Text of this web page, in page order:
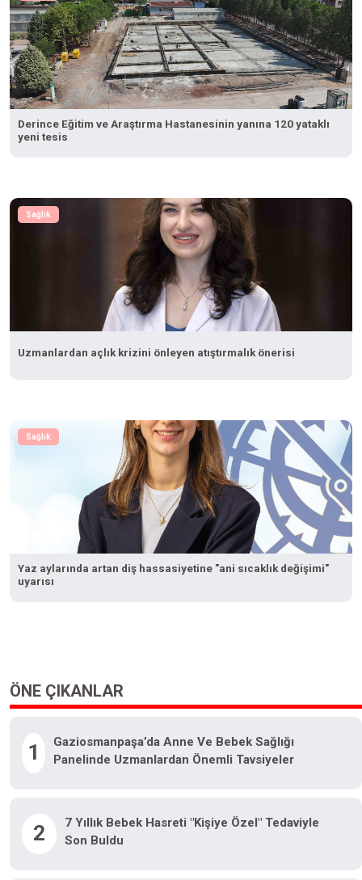
Derince Eğitim ve Araştırma Hastanesinin yanına 120 yataklı
yeni tesis
Sağlık
Uzmanlardan açlık krizini önleyen atıştırmalık önerisi
Sağlık
Yaz aylarında artan diş hassasiyetine "ani sıcaklık değişimi"
uyarısı
ÖNE ÇIKANLAR
1
Gaziosmanpaşa’da Anne Ve Bebek Sağlığı
Panelinde Uzmanlardan Önemli Tavsiyeler
2
7 Yıllık Bebek Hasreti "kişiye Özel" Tedaviyle
Son Buldu